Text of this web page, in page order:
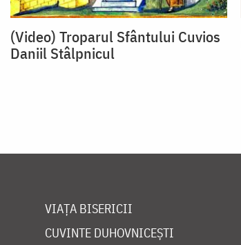
(Video) Troparul Sfântului Cuvios
Daniil Stâlpnicul
VIAȚA BISERICII
CUVINTE DUHOVNICEȘTI